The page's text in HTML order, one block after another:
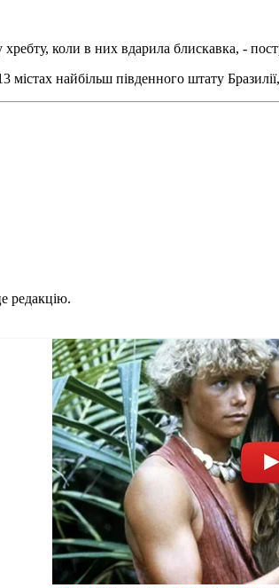
коли в них вдарила блискавка, -
найбільш південного штату
редакцію.